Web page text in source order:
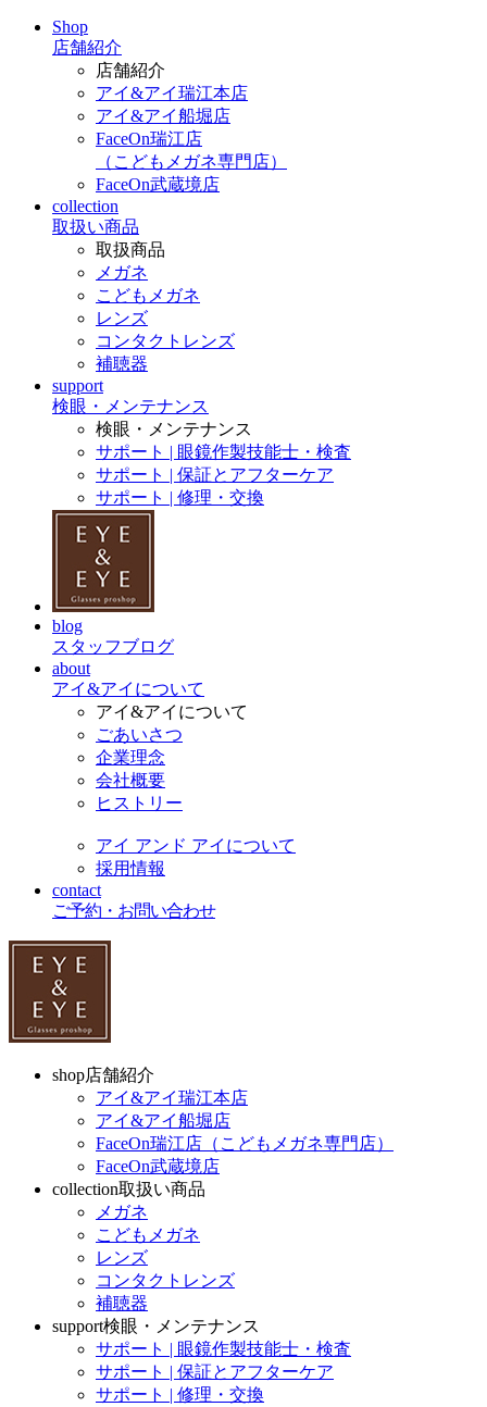
Shop
店舗紹介
店舗紹介
アイ&アイ瑞江本店
アイ&アイ船堀店
FaceOn瑞江店
（こどもメガネ専門店）
FaceOn武蔵境店
collection
取扱い商品
取扱商品
メガネ
こどもメガネ
レンズ
コンタクトレンズ
補聴器
support
検眼・メンテナンス
検眼・メンテナンス
サポート | 眼鏡作製技能士・検査
サポート | 保証とアフターケア
サポート | 修理・交換
blog
スタッフブログ
about
アイ&アイについて
アイ&アイについて
ごあいさつ
企業理念
会社概要
ヒストリー
アイ アンド アイについて
採用情報
contact
ご予約・お問い合わせ
shop店舗紹介
アイ&アイ瑞江本店
アイ&アイ船堀店
FaceOn瑞江店（こどもメガネ専門店）
FaceOn武蔵境店
collection取扱い商品
メガネ
こどもメガネ
レンズ
コンタクトレンズ
補聴器
support検眼・メンテナンス
サポート | 眼鏡作製技能士・検査
サポート | 保証とアフターケア
サポート | 修理・交換